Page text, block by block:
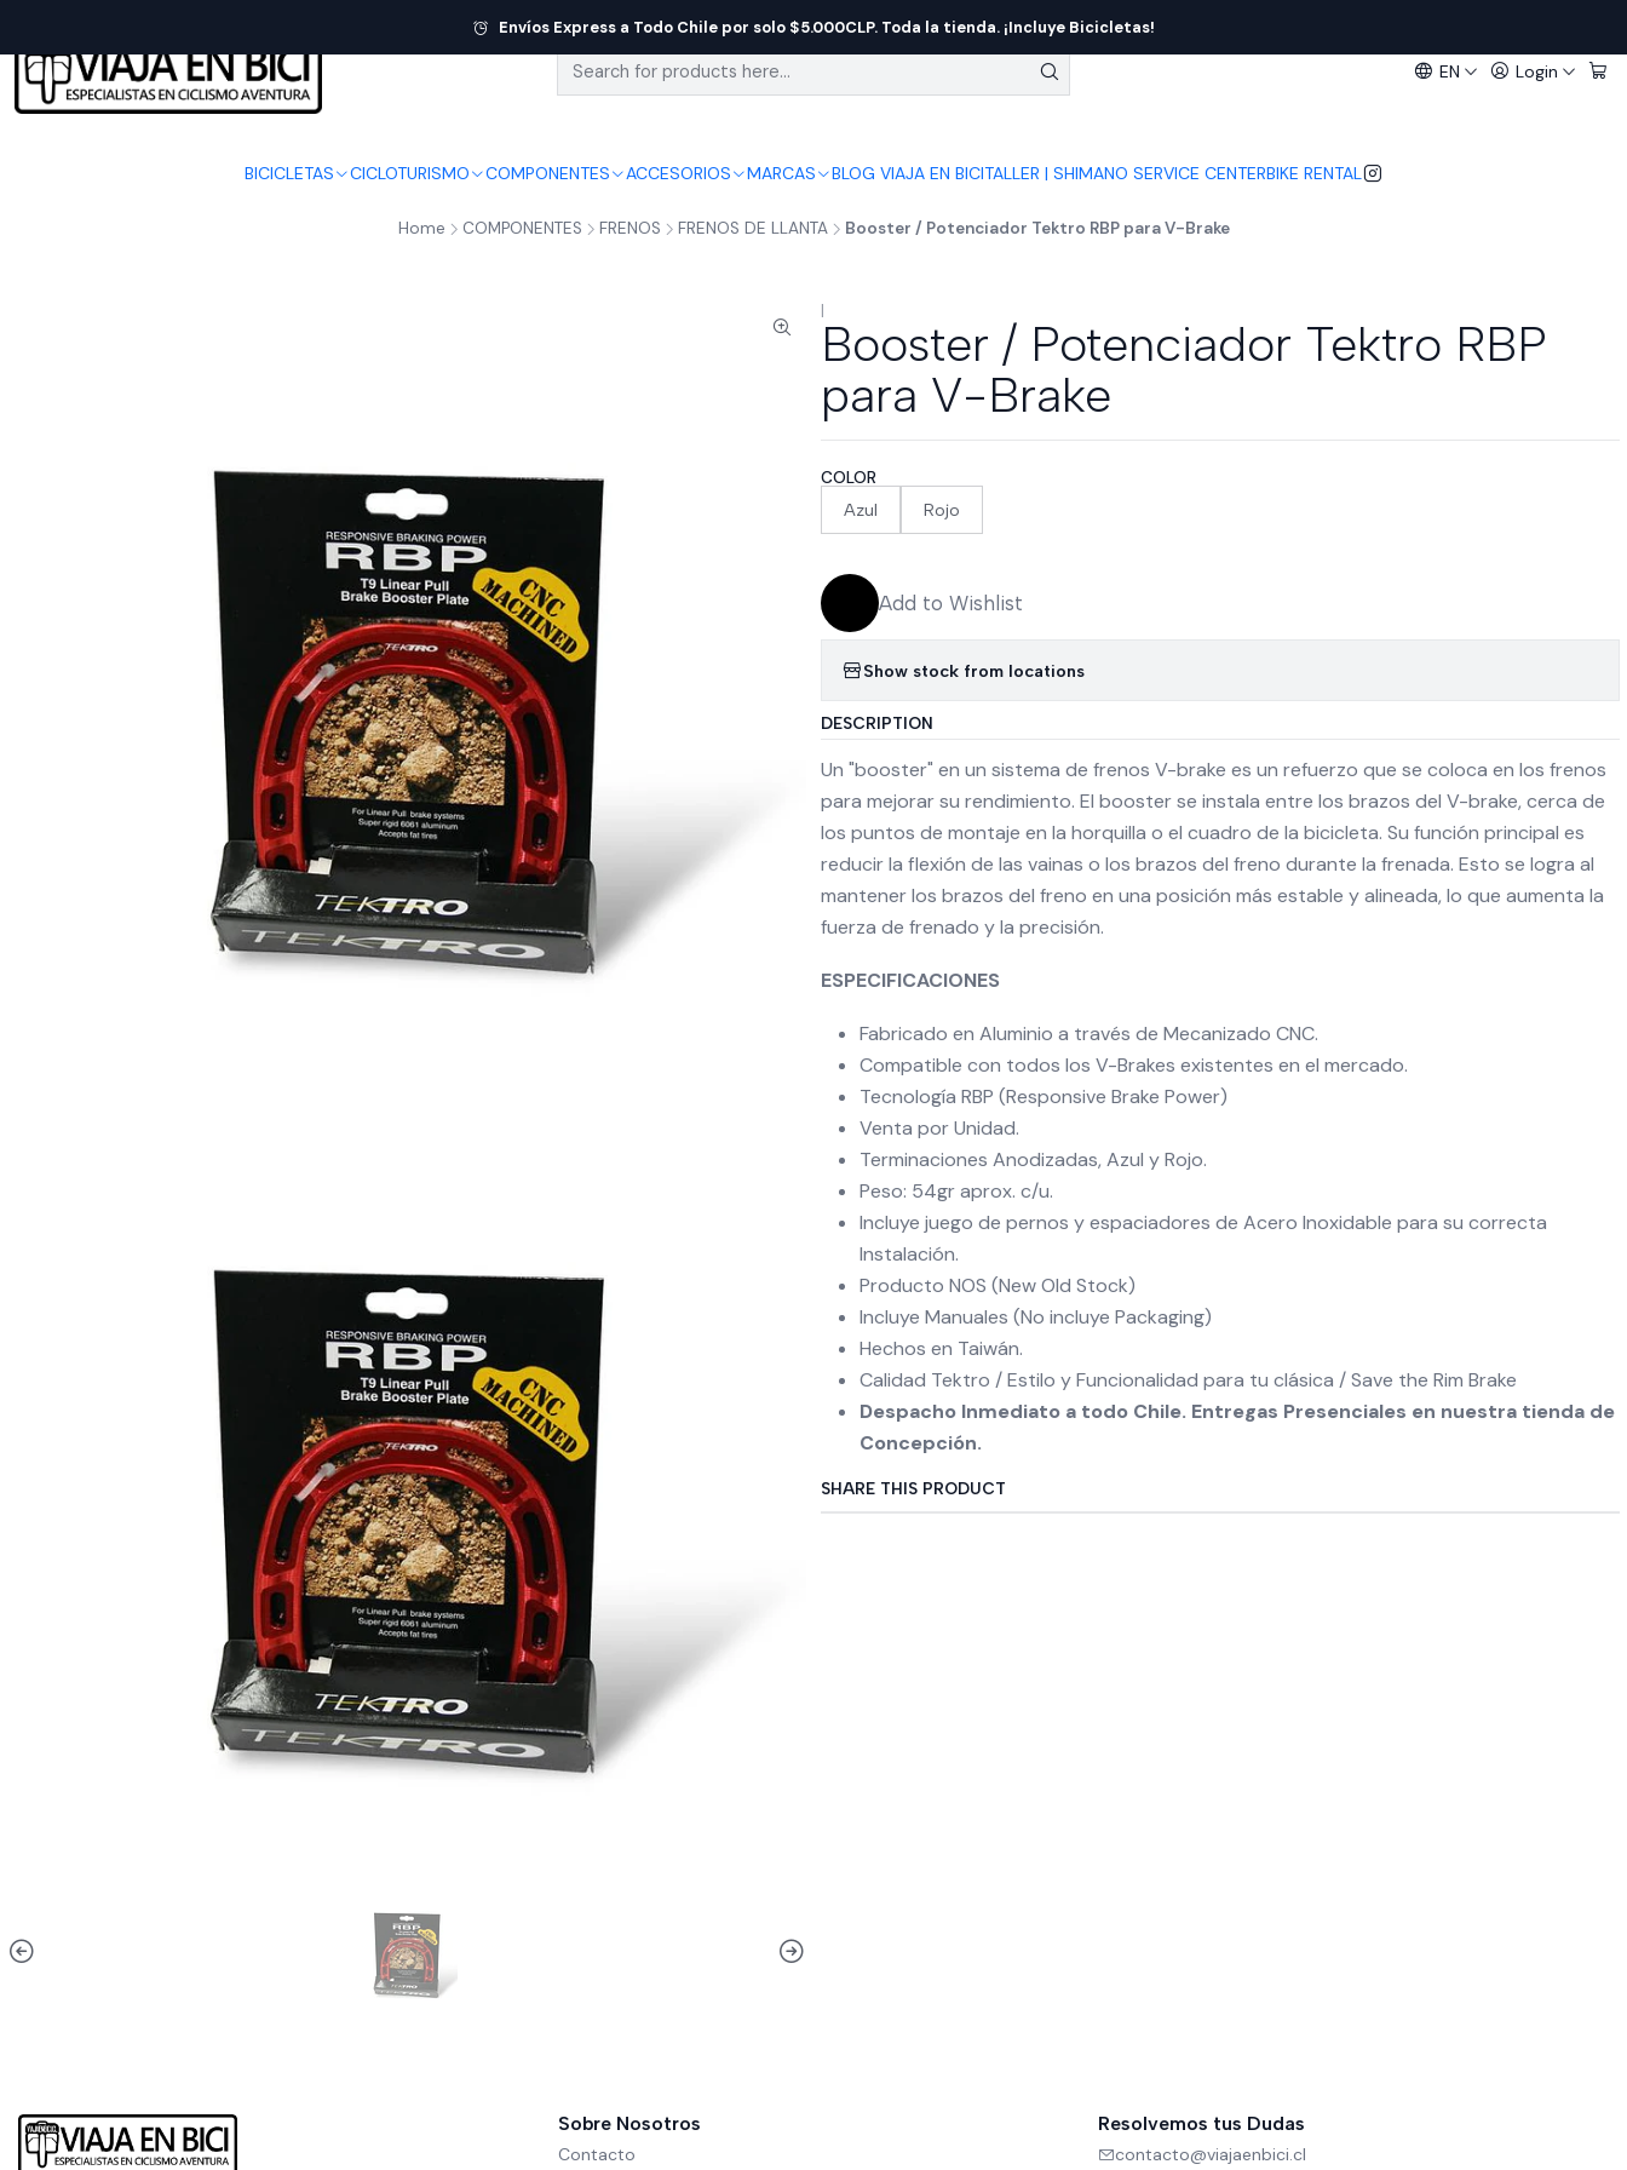
EN Login
BICICLETAS CICLOTURISMO COMPONENTES ACCESORIOS MARCAS BLOG VIAJA EN BICITALLER | SHIMANO SERVICE CENTERBIKE RENTAL
Envíos Express a Todo Chile por solo $5.000CLP. Toda la tienda. ¡Incluye Bicicletas!
Home COMPONENTES FRENOS FRENOS DE LLANTA Booster / Potenciador Tektro RBP para V-Brake
|
Booster / Potenciador Tektro RBP
para V-Brake
COLOR
Azul Rojo
Add to Wishlist
Show stock from locations
DESCRIPTION
Un "booster" en un sistema de frenos V-brake es un refuerzo que se coloca en los frenos
para mejorar su rendimiento. El booster se instala entre los brazos del V-brake, cerca de
los puntos de montaje en la horquilla o el cuadro de la bicicleta. Su función principal es
reducir la flexión de las vainas o los brazos del freno durante la frenada. Esto se logra al
mantener los brazos del freno en una posición más estable y alineada, lo que aumenta la
fuerza de frenado y la precisión.
ESPECIFICACIONES
Fabricado en Aluminio a través de Mecanizado CNC.
Compatible con todos los V-Brakes existentes en el mercado.
Tecnología RBP (Responsive Brake Power)
Venta por Unidad.
Terminaciones Anodizadas, Azul y Rojo.
Peso: 54gr aprox. c/u.
Incluye juego de pernos y espaciadores de Acero Inoxidable para su correcta
Instalación.
Producto NOS (New Old Stock)
Incluye Manuales (No incluye Packaging)
Hechos en Taiwán.
Calidad Tektro / Estilo y Funcionalidad para tu clásica / Save the Rim Brake
Despacho Inmediato a todo Chile. Entregas Presenciales en nuestra tienda de
Concepción.
SHARE THIS PRODUCT
Sobre Nosotros
Contacto
Resolvemos tus Dudas
contacto@viajaenbici.cl